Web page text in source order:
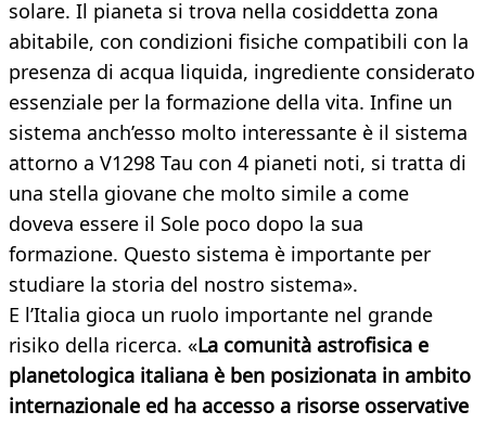
solare. Il pianeta si trova nella cosiddetta zona
abitabile, con condizioni fisiche compatibili con la
presenza di acqua liquida, ingrediente considerato
essenziale per la formazione della vita. Infine un
sistema anch’esso molto interessante è il sistema
attorno a V1298 Tau con 4 pianeti noti, si tratta di
una stella giovane che molto simile a come
doveva essere il Sole poco dopo la sua
formazione. Questo sistema è importante per
studiare la storia del nostro sistema».
E l’Italia gioca un ruolo importante nel grande
risiko della ricerca. «La comunità astrofisica e
planetologica italiana è ben posizionata in ambito
internazionale ed ha accesso a risorse osservative